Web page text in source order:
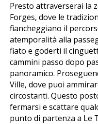
Presto attraverserai la
Forges, dove le
fiancheggiano il
atemporalità alla
fiato e goderti il
cammini passo dopo
panoramico.
Ville, dove puoi
circostanti. Questo
fermarsi e scattare
punto di partenza a Le